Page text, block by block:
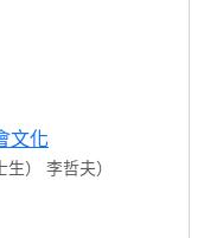
文化
） 李哲夫）